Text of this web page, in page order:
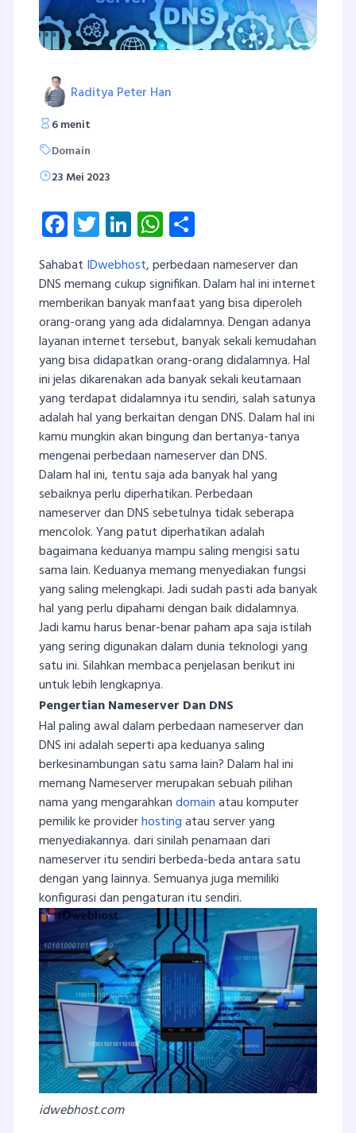
Raditya Peter Han
6 menit
Domain
23 Mei 2023
Facebook
Twitter
LinkedInWhatsApp
Sahabat IDwebhost, perbedaan nameserver dan
DNS memang cukup signifikan. Dalam hal ini internet
memberikan banyak manfaat yang bisa diperoleh
orang-orang yang ada didalamnya. Dengan adanya
layanan internet tersebut, banyak sekali kemudahan
yang bisa didapatkan orang-orang didalamnya. Hal
ini jelas dikarenakan ada banyak sekali keutamaan
yang terdapat didalamnya itu sendiri, salah satunya
adalah hal yang berkaitan dengan DNS. Dalam hal ini
kamu mungkin akan bingung dan bertanya-tanya
mengenai perbedaan nameserver dan DNS.
Dalam hal ini, tentu saja ada banyak hal yang
sebaiknya perlu diperhatikan. Perbedaan
nameserver dan DNS sebetulnya tidak seberapa
mencolok. Yang patut diperhatikan adalah
bagaimana keduanya mampu saling mengisi satu
sama lain. Keduanya memang menyediakan fungsi
yang saling melengkapi. Jadi sudah pasti ada banyak
hal yang perlu dipahami dengan baik didalamnya.
Jadi kamu harus benar-benar paham apa saja istilah
yang sering digunakan dalam dunia teknologi yang
satu ini. Silahkan membaca penjelasan berikut ini
untuk lebih lengkapnya.
Pengertian Nameserver Dan DNS
Hal paling awal dalam perbedaan nameserver dan
DNS ini adalah seperti apa keduanya saling
berkesinambungan satu sama lain? Dalam hal ini
memang Nameserver merupakan sebuah pilihan
nama yang mengarahkandomainatau komputer
pemilik ke providerhostingatau server yang
menyediakannya. dari sinilah penamaan dari
nameserver itu sendiri berbeda-beda antara satu
dengan yang lainnya. Semuanya juga memiliki
konfigurasi dan pengaturan itu sendiri.
idwebhost.com